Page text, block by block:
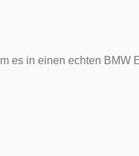
es in einen echten BMW